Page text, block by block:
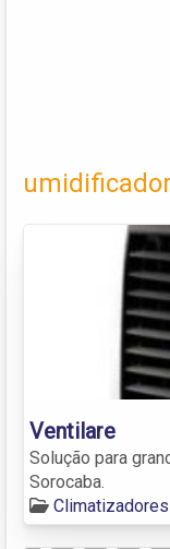
Ventilare
Solução para
Sorocaba.